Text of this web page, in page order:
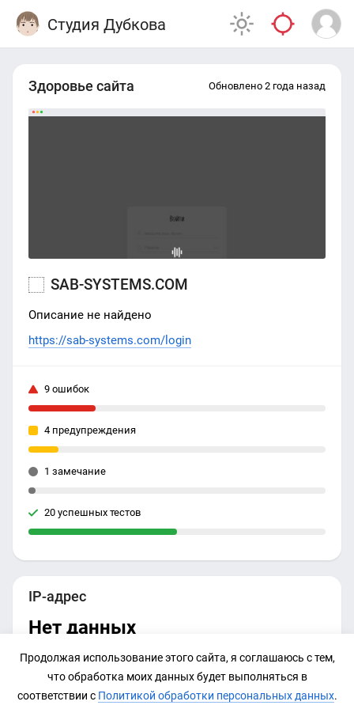
Студия Дубкова
IP-адрес
Нет данных
Здоровье сайта Обновлено 2 года назад
SAB-SYSTEMS.COM
Описание не найдено
https://sab-systems.com/login
9 ошибок
4 предупреждения
1 замечание
20 успешных тестов
Продолжая использование этого сайта, я соглашаюсь с тем,
что обработка моих данных будет выполняться в
соответствии с Политикой обработки персональных данных.